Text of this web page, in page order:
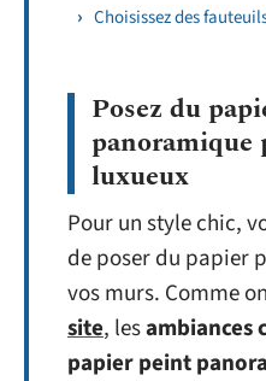
Choisissez des
Posez du
luxueux
Pour un style chic,
de poser du papier
vos murs. Comme
site, lesambiances
papier peint